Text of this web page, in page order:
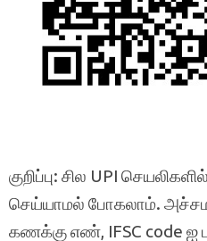
குறிப்பு: சில UPI
செய்யாமல் போகலாம்.
கணக்கு எண், IFSC code ஐ